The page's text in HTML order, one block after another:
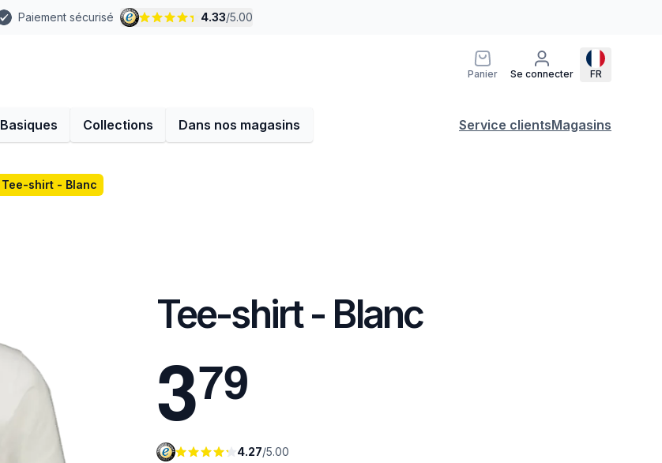
Paiement sécurisé 4.33/5.00
Panier Se connecter FR
Basiques Collections Dans nos magasins Service clientsMagasins
Tee-shirt - Blanc
Tee-shirt - Blanc
379
4.27/5.00